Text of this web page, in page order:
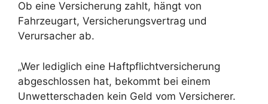
Ob eine Versicherung zahlt, hängt von
Fahrzeugart, Versicherungsvertrag und
Verursacher ab.
„Wer lediglich eine Haftpflichtversicherung
abgeschlossen hat, bekommt bei einem
Unwetterschaden kein Geld vom Versicherer.